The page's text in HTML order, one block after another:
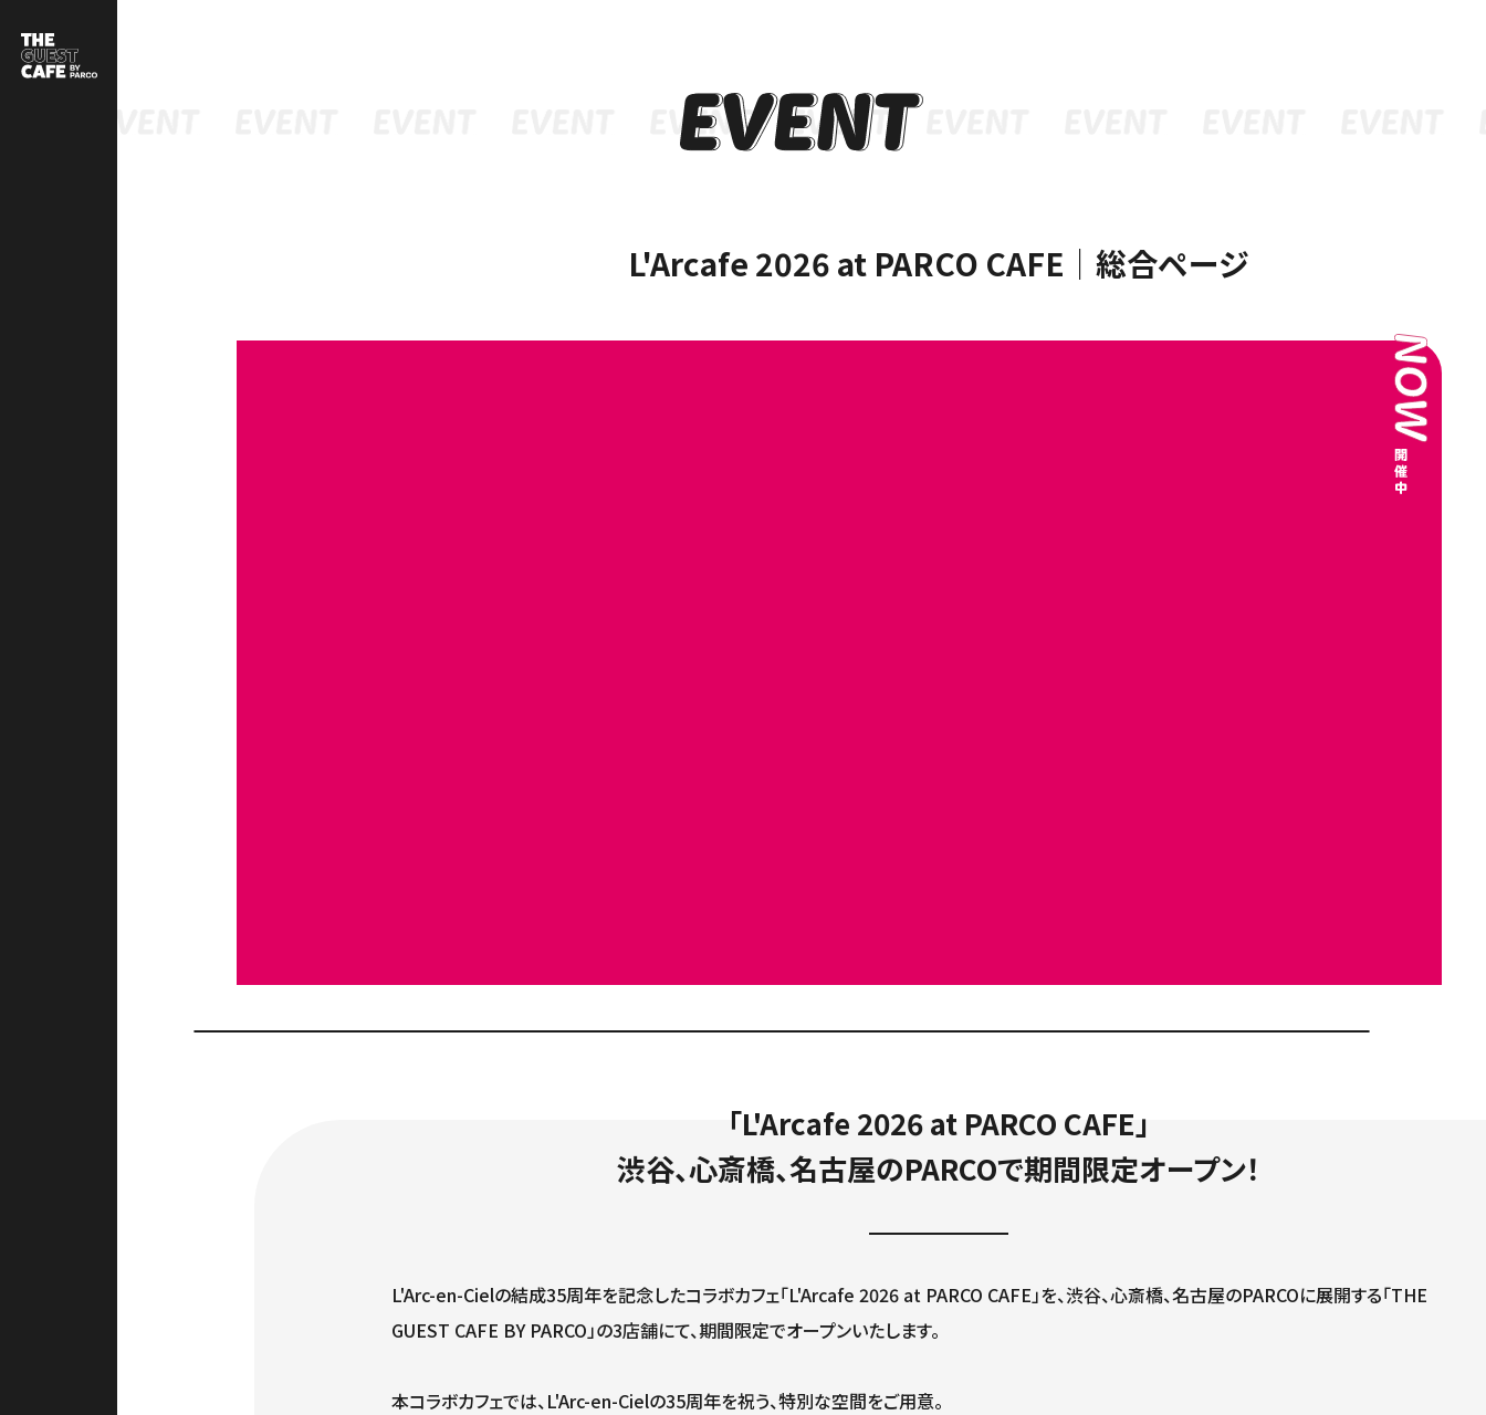
L'Arcafe 2026 at PARCO CAFE｜総合ページ
「L'Arcafe 2026 at PARCO CAFE」
渋谷、心斎橋、名古屋のPARCOで期間限定オープン！
L'Arc-en-Cielの結成35周年を記念したコラボカフェ「L'Arcafe 2026 at PARCO CAFE」を、渋谷、心斎橋、名古屋のPARCOに展開する「THE
GUEST CAFE BY PARCO」の3店舗にて、期間限定でオープンいたします。
本コラボカフェでは、L'Arc-en-Cielの35周年を祝う、特別な空間をご用意。